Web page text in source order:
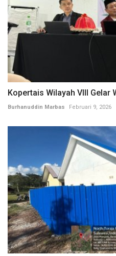
Kopertais Wilayah VIII Gelar
Burhanuddin Marbas Februari 9, 2026